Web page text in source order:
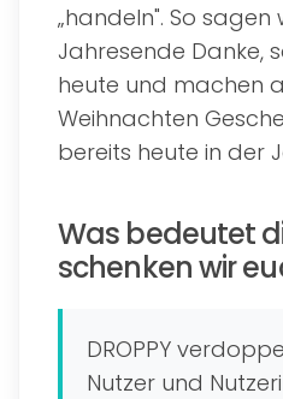
„handeln". So
Jahresende Danke,
heute und machen
Weihnachten
bereits heute in der
Was bedeutet
schenken wir
DROPPY
Nutzer und